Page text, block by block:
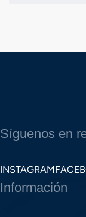
Síguenos en
INSTAGRAM
Información